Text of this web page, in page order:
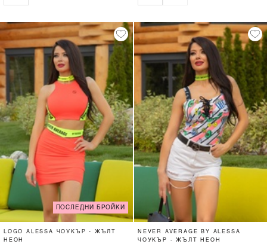
ПОСЛЕДНИ БРОЙКИ
LOGO ALESSA ЧОУКЪР - ЖЪЛТ
НЕОН
NEVER AVERAGE BY ALESSA
ЧОУКЪР - ЖЪЛТ НЕОН